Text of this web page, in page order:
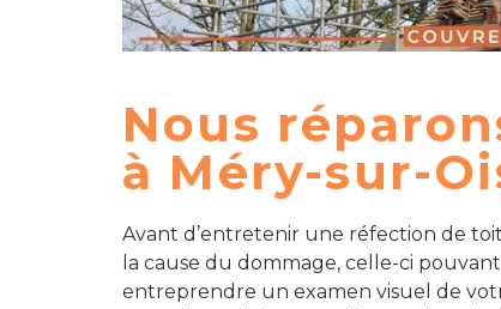
Nous
à Méry-sur-
Avant d’entretenir une réfection de
la cause du dommage, celle-ci
entreprendre un examen visuel de